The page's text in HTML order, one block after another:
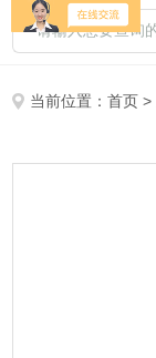
当前位置：首页 >